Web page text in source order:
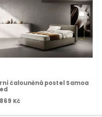
čalouněná postel Samoa
Kč